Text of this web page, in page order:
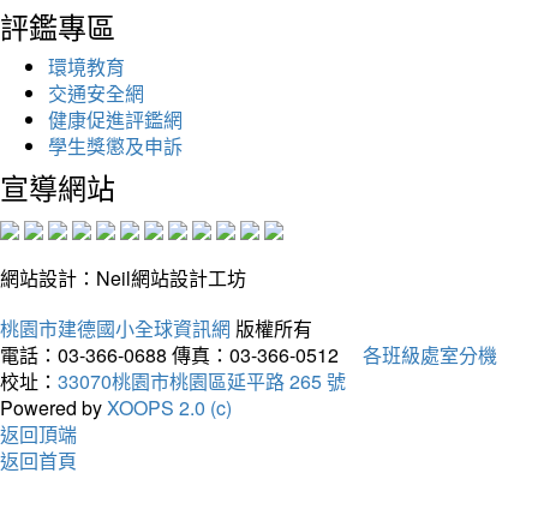
評鑑專區
環境教育
交通安全網
健康促進評鑑網
學生獎懲及申訴
宣導網站
網站設計：Neil網站設計工坊
桃園市建德國小全球資訊網 版權所有
電話：03-366-0688 傳真：03-366-0512
各班級處室分機
校址： 33070桃園市桃園區延平路 265 號
Powered byXOOPS 2.0 (c)
返回頂端
返回首頁